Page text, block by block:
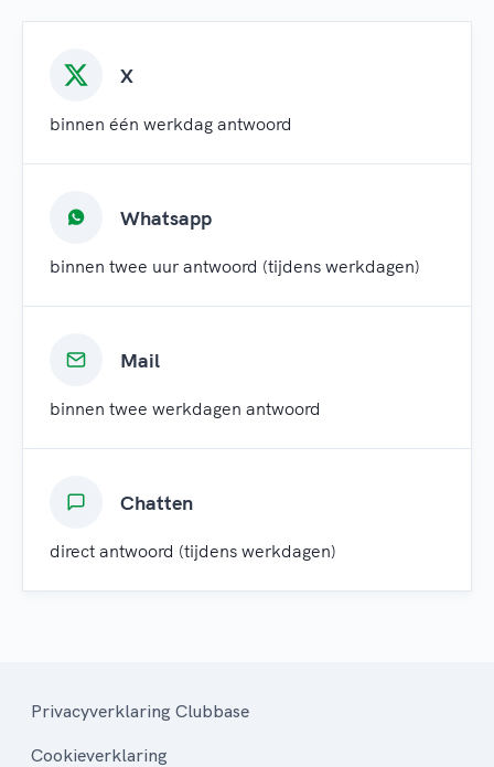
X
binnen één werkdag antwoord
Whatsapp
binnen twee uur antwoord (tijdens werkdagen)
Mail
binnen twee werkdagen antwoord
Chatten
direct antwoord (tijdens werkdagen)
Privacyverklaring Clubbase
Cookieverklaring